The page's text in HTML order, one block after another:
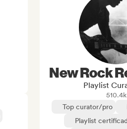
New Rock
Playlist
510.4k
Top curator/pro
Playlist